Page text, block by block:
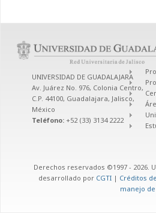
UNIVERSIDAD DE GUADALAJARA
Av. Juárez No. 976, Colonia Centro,
C.P. 44100, Guadalajara, Jalisco,
México
Teléfono: +52 (33) 3134 2222
Derechos reservados ©1997 - 2026.
desarrollado por CGTI | Créditos
manejo